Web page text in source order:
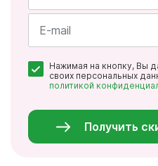
Имя
*
Нажимая на кнопку, Вы
своих персональных
политикой
Получить